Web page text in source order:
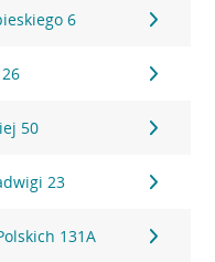
6
50
23
131A